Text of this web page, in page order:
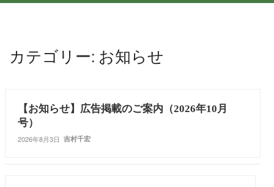
カテゴリー: お知らせ
【お知らせ】広告掲載のご案内（2026年10月
号）
吉村千宏
2026年8月3日